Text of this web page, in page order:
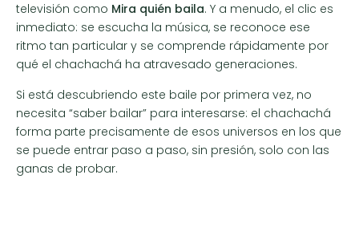
televisión como Mira quién baila. Y a menudo, el clic es
inmediato: se escucha la música, se reconoce ese
ritmo tan particular y se comprende rápidamente por
qué el chachachá ha atravesado generaciones.
Si está descubriendo este baile por primera vez, no
necesita “saber bailar” para interesarse: el chachachá
forma parte precisamente de esos universos en los que
se puede entrar paso a paso, sin presión, solo con las
ganas de probar.